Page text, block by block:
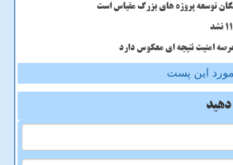
توسعه پروژه های بزرگ مقیاس است
امنیت نتیجه ای معکوس دارد
مورد این پست